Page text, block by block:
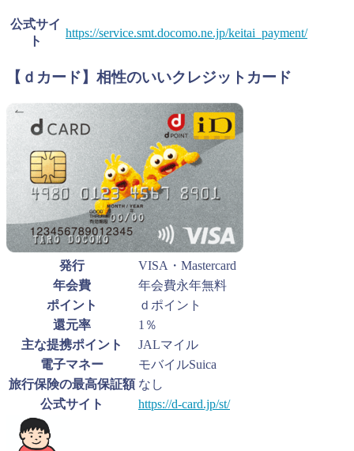
公式サイ
ト
https://service.smt.docomo.ne.jp/keitai_payment/
【ｄカード】相性のいいクレジットカード
発行
VISA・Mastercard
年会費
年会費永年無料
ポイント
ｄポイント
還元率
1％
主な提携ポイント
JALマイル
電子マネー
モバイルSuica
旅行保険の最高保証額 なし
公式サイト
https://d-card.jp/st/